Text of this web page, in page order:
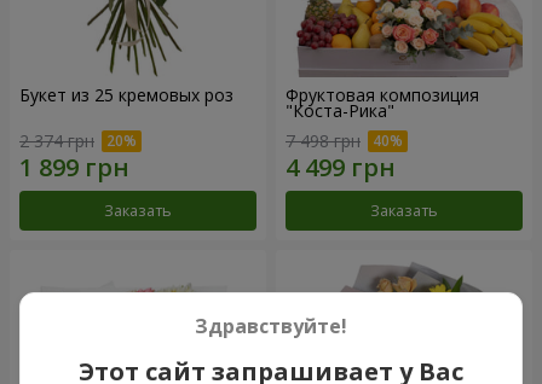
Букет из 25 кремовых роз
2 374 грн
Заказать
Фруктовая композиция
"Коста-Рика"
7 498 грн
Заказать
Здравствуйте!
Этот сайт запрашивает у Вас